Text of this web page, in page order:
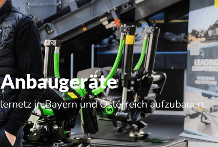
in Bayern und Österreich aufzubauen.